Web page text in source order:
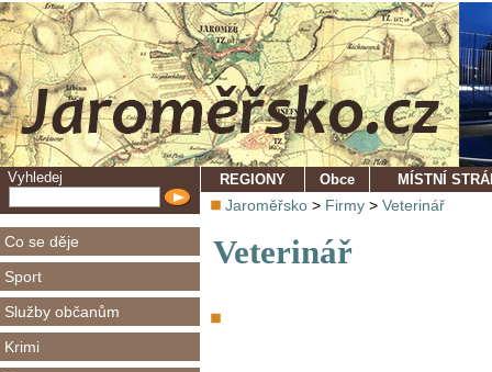
Vyhledej
Co se děje
Sport
Služby občanům
Krimi
REGIONY Obce MÍSTNÍ
Jaroměřsko > Firmy > Veterinář
Veterinář